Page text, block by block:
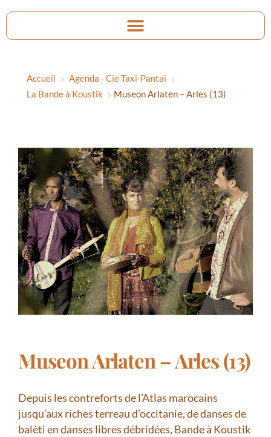
Accueil
Agenda - Cie Taxi-Pantaï
La Bande à Koustik
Museon Arlaten – Arles (13)
Museon Arlaten – Arles (13)
Depuis les contreforts de l’Atlas marocains
jusqu’aux riches terreau d’occitanie, de danses de
balèti en danses libres débridées, Bande à Koustik